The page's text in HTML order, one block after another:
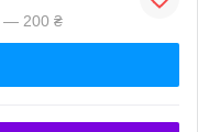
— 200 ₴